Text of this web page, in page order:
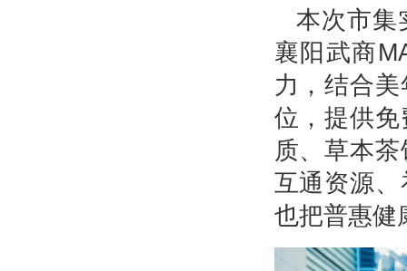
本次市集
襄阳武商
力，结合
位，提供
质、草本
互通资源
也把普惠健